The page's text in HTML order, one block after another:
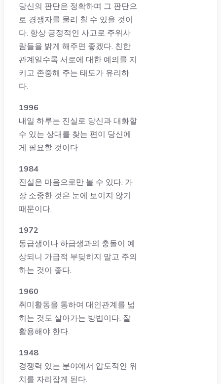
당신의 판단은 정확하며 그 판단으
로 경쟁자를 물리 칠 수 있을 것이
다. 항상 긍정적인 사고로 주위사
람들을 밝게 해주면 좋겠다. 친한
관계일수록 서로에 대한 예의를 지
키고 존중해 주는 태도가 유리하
다.
1996
내일 하루는 진실로 당신과 대화할
수 있는 상대를 찾는 편이 당신에
게 필요할 것이다.
1984
진실은 마음으로만 볼 수 있다. 가
장 소중한 것은 눈에 보이지 않기
때문이다.
1972
동급생이나 하급생과의 충돌이 예
상되니 가급적 부딪히지 말고 주의
하는 것이 좋다.
1960
취미활동을 통하여 대인관계를 넓
히는 것도 살아가는 방법이다. 잘
활용해야 한다.
1948
경쟁력 있는 분야에서 압도적인 위
치를 자리잡게 된다.